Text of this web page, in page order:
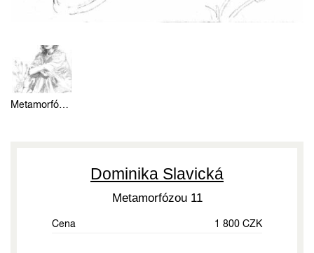
Metamorfózou 11
Dominika Slavická
Metamorfózou 11
Cena 1 800 CZK